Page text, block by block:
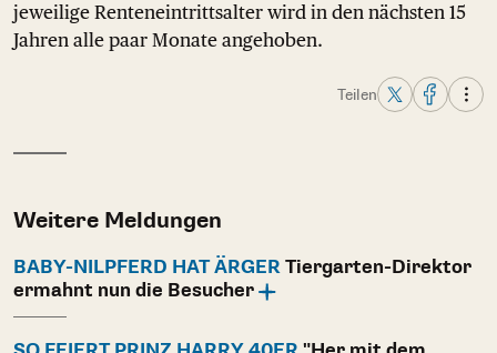
jeweilige Renteneintrittsalter wird in den nächsten 15
Jahren alle paar Monate angehoben.
Teilen
Weitere Meldungen
BABY-NILPFERD HAT ÄRGER Tiergarten-Direktor
ermahnt nun die Besucher